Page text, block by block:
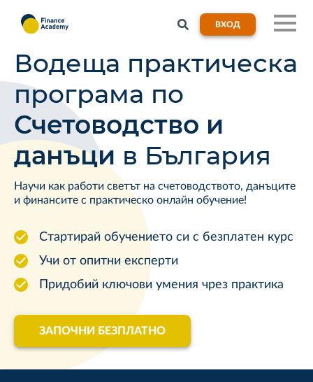
ВХОД
Водеща практическа
програма по
Счетоводство и
данъци в България
Научи как работи светът на счетоводството, данъците
и финансите с практическо онлайн обучение!
Стартирай обучението си с безплатен курс
Учи от опитни експерти
Придобий ключови умения чрез практика
ЗАПОЧНИ БЕЗПЛАТНО